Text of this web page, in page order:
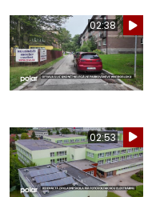
02:38
02:53